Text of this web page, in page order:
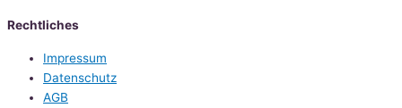
Rechtliches
Impressum
Datenschutz
AGB